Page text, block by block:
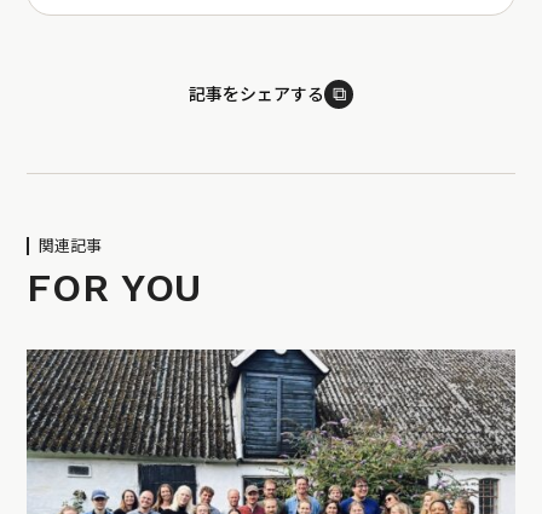
記事をシェアする ⧉
関連記事
FOR YOU